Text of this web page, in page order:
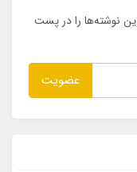
نوشته‌ها را در پست
عضویت